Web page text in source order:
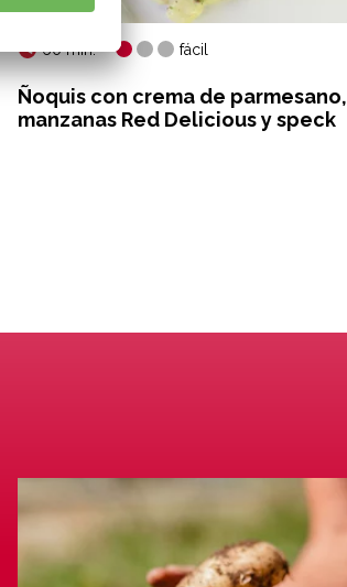
60 min. fácil
Ñoquis con crema de parmesano,
manzanas Red Delicious y speck